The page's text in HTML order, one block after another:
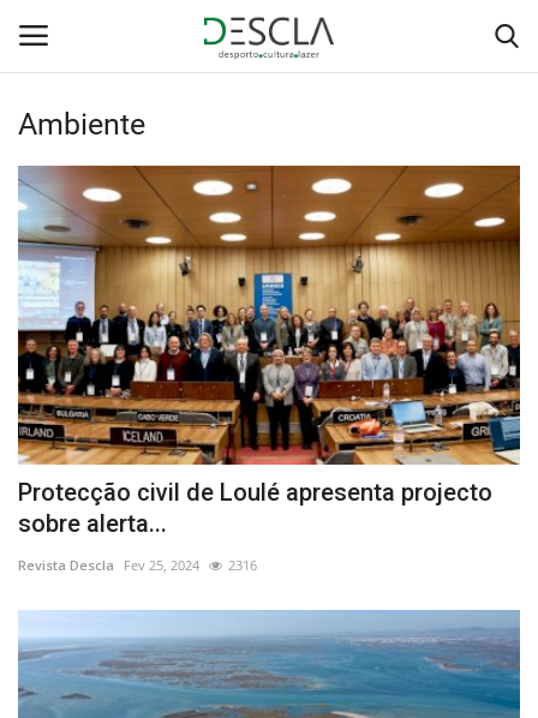
Login
Home
...by Descla
Desporto
Contactos
Sobre Nós
Educação
Estatuto Editorial
Saúde
Ficha técnica
Ambiente
Protecção civil de Loulé apresenta projecto
sobre alerta...
Revista Descla Fev 25, 2024 2316